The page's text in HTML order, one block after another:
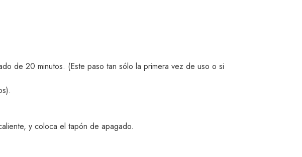
de 20 minutos. (Este paso tan sólo la primera vez de uso o si
y coloca el tapón de apagado.